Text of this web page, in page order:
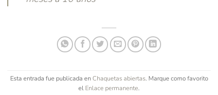
Esta entrada fue publicada enChaquetas abiertas. Marque como favorito
el Enlace permanente.